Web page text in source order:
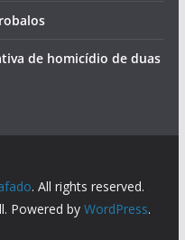
de homicídio de duas
. All rights reserved.
Powered by WordPress.